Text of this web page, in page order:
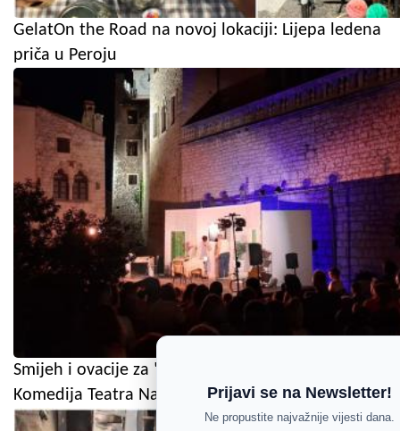
GelatOn the Road na novoj lokaciji: Lijepa ledena
priča u Peroju
Smijeh i ovacije za "Istrijana na Tinderu":
Komedija Teatra Naranča oduševila u Balama
Prijavi se na Newsletter!
Ne propustite najvažnije vijesti dana.